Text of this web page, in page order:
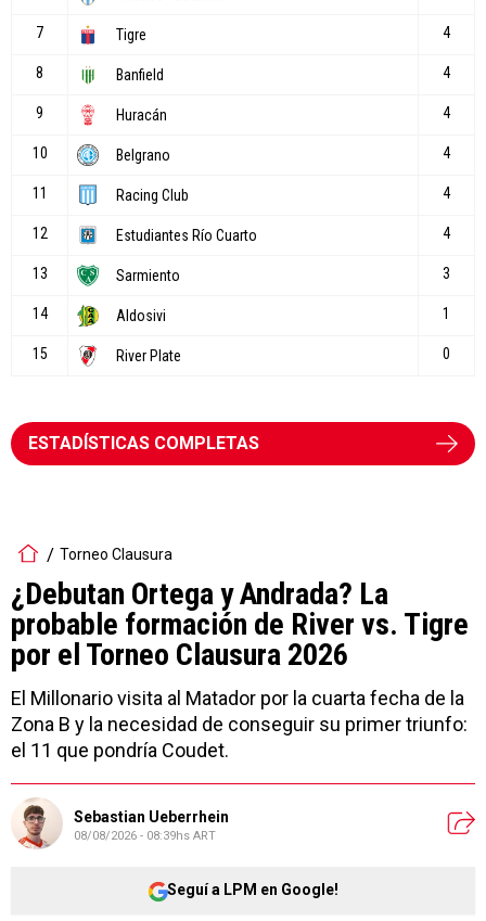
ESTADÍSTICAS COMPLETAS
Torneo Clausura
¿Debutan Ortega y Andrada? La
probable formación de River vs. Tigre
por el Torneo Clausura 2026
El Millonario visita al Matador por la cuarta fecha de la
Zona B y la necesidad de conseguir su primer triunfo:
el 11 que pondría Coudet.
Sebastian Ueberrhein
08/08/2026 - 08:39hs ART
Seguí a LPM en Google!